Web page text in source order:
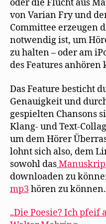
oder die Flucht aus
von Varian Fry und
Committee erzeugen
notwendig ist, um
zu halten – oder am
des Features anhören
Das Feature besticht
Genauigkeit und
gespielten Chansons
Klang- und Text-
um dem Hörer
lohnt sich also, dem
sowohl das
downloaden zu
mp3 hören zu können.
„Die Poesie? Ich pfeif